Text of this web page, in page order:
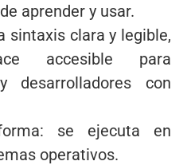
aprender y usar.
sintaxis clara y legible,
accesible para
desarrolladores con
se ejecuta en
operativos.